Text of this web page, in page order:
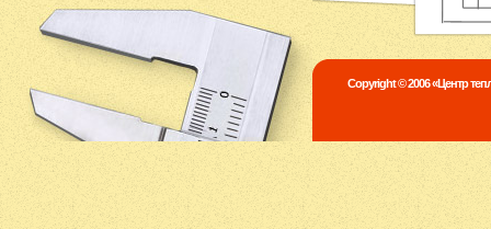
Copyright © 2006 «Центр